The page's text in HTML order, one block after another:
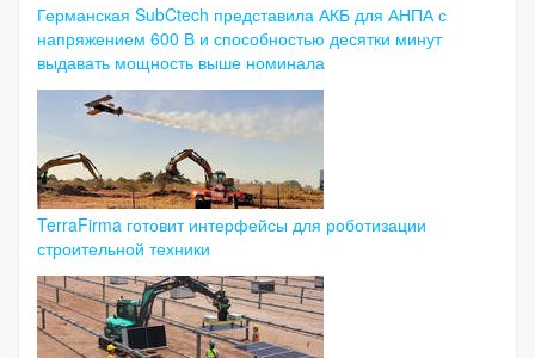
Германская SubCtech представила АКБ для АНПА с
напряжением 600 В и способностью десятки минут
выдавать мощность выше номинала
TerraFirma готовит интерфейсы для роботизации
строительной техники